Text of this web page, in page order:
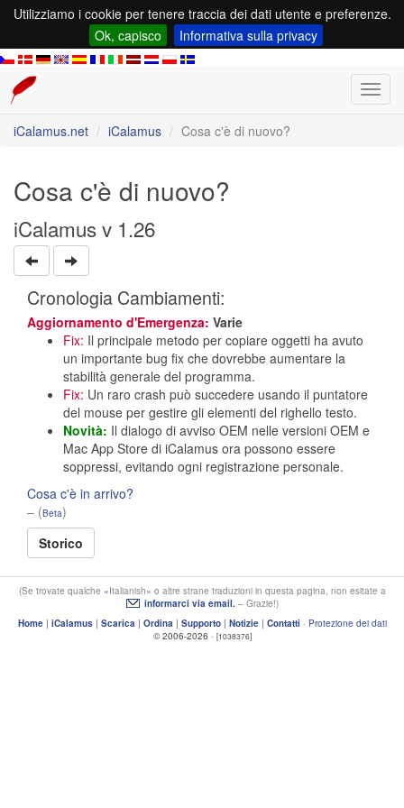
Utilizziamo i cookie per tenere traccia dei dati utente e preferenze.
Ok, capisco
Informativa sulla privacy
iCalamus.net
iCalamus Cosa c'è di nuovo?
Cosa c'è di nuovo?
iCalamus v 1.26
Cronologia Cambiamenti:
Aggiornamento d'Emergenza: Varie
Fix: Il principale metodo per copiare oggetti ha avuto
un importante bug fix che dovrebbe aumentare la
stabilità generale del programma.
Fix: Un raro crash può succedere usando il puntatore
del mouse per gestire gli elementi del righello testo.
Novità: Il dialogo di avviso OEM nelle versioni OEM e
Mac App Store di iCalamus ora possono essere
soppressi, evitando ogni registrazione personale.
Cosa c'è in arrivo?
– (Beta)
Storico
(Se trovate qualche Italianish
o altre strane traduzioni in questa pagina, non esitate a
informarci via email.– Grazie!)
Home| iCalamus| Scarica | Ordina | Supporto| Notizie| Contatti · Protezione dei dati
© 2006-2026 · [1038376]